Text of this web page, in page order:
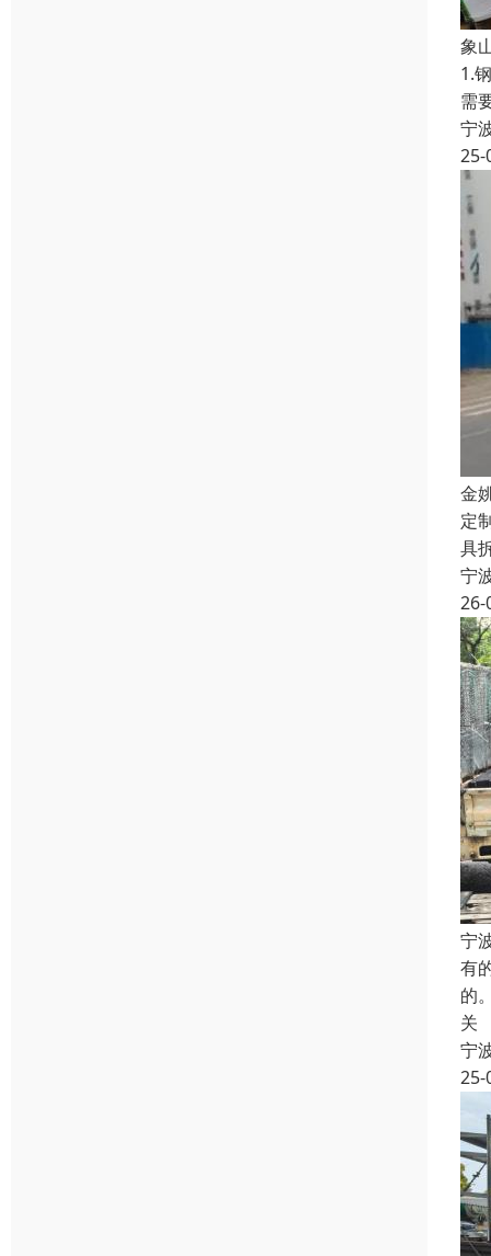
象
1.
需
宁
25-
金
定
具
宁
26-
宁
有
的
关
宁
25-